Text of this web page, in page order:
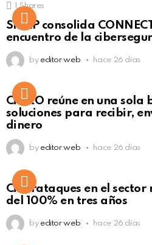
Click to view
1 Shares
SISAP consolida
encuentro de la
by editor web hace 26 días
Not Safe
Click to view
CiNKO reúne en una sola
soluciones para recibir,
dinero
by editor web hace 26 días
Ciberataques en el
del 100% en tres años
by editor web hace 26 días